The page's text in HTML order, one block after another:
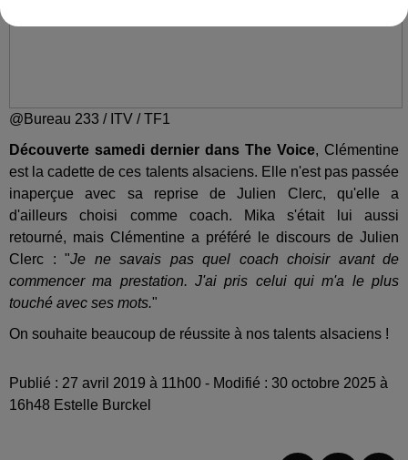
@Bureau 233 / ITV / TF1
Découverte samedi dernier dans The Voice, Clémentine
est la cadette de ces talents alsaciens. Elle n'est pas passée
inaperçue avec sa reprise de Julien Clerc, qu'elle a
d'ailleurs choisi comme coach. Mika s'était lui aussi
retourné, mais Clémentine a préféré le discours de Julien
Clerc : "Je ne savais pas quel coach choisir avant de
commencer ma prestation. J'ai pris celui qui m'a le plus
touché avec ses mots."
On souhaite beaucoup de réussite à nos talents alsaciens !
Publié : 27 avril 2019 à 11h00 - Modifié : 30 octobre 2025 à
16h48 Estelle Burckel